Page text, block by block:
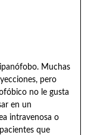
Muchas
pero
no le gusta
en un
intravenosa o
que